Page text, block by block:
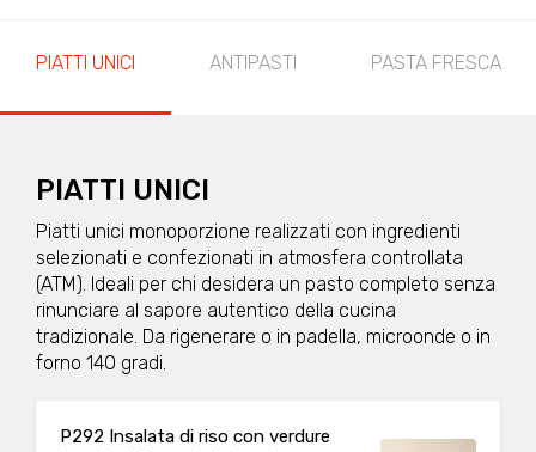
PIATTI UNICI ANTIPASTI PASTA FRESCA
PIATTI UNICI
Piatti unici monoporzione realizzati con ingredienti
selezionati e confezionati in atmosfera controllata
(ATM). Ideali per chi desidera un pasto completo senza
rinunciare al sapore autentico della cucina
tradizionale. Da rigenerare o in padella, microonde o in
forno 140 gradi.
P292 Insalata di riso con verdure